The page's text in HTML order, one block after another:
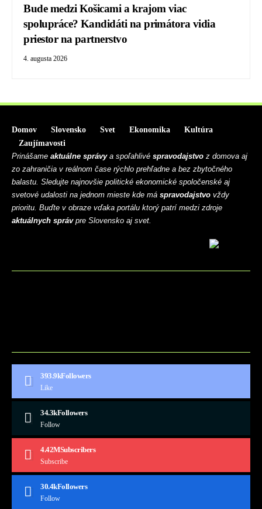
Bude medzi Košicami a krajom viac
spolupráce? Kandidáti na primátora vidia
priestor na partnerstvo
4. augusta 2026
Domov Slovensko Svet Ekonomika
Kultúra
Zaujímavosti
Prinášame aktuálne správya spoľahlivé spravodajstvo z domova aj
zo zahraničia v reálnom čase rýchlo prehľadne a bez zbytočného
balastu. Sledujte najnovšie politické ekonomické spoločenské aj
svetové udalosti na jednom mieste kde má spravodajstvo vždy
prioritu. Buďte v obraze vďaka portálu ktorý patrí medzi zdroje
aktuálnych správpre Slovensko aj svet.
393.9kFollowers
Like
34.3kFollowers
Follow
4.42MSubscribers
Subscribe
30.4kFollowers
Follow